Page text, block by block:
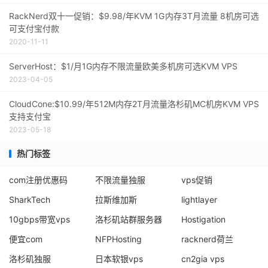
RackNerd双十一促销：$9.98/年KVM 1G内存3T月流量 8机房可选
可支付宝付款
2020-11-11
ServerHost：$1/月1G内存不限流量欧美多机房可选KVM VPS
2023-04-05
CloudCone:$10.99/年512M内存2T月流量洛杉矶MC机房KVM VPS
支持支付宝
2023-05-18
热门标签
com注册优惠码 不限流量独服
vps促销
SharkTech
拉斯维加斯
lightlayer
10gbps带宽vps
洛杉矶站群服务器
Hostigation
便宜com
NFPHosting
racknerd荷兰
洛杉矶独服
日本软银vps cn2gia vps